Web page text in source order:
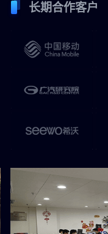
长期合作客户